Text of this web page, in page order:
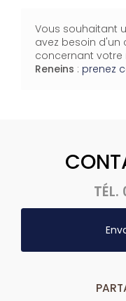
Vous souhaitant
avez besoin
concernant votre
Reneins : prenez
TÉL.